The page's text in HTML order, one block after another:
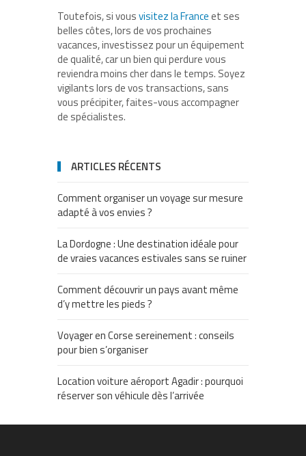
Toutefois, si vousvisitez la Franceet ses
belles côtes, lors de vos prochaines
vacances, investissez pour un équipement
de qualité, car un bien qui perdure vous
reviendra moins cher dans le temps. Soyez
vigilants lors de vos transactions, sans
vous précipiter, faites-vous accompagner
de spécialistes.
ARTICLES RÉCENTS
Comment organiser un voyage sur mesure
adapté à vos envies ?
La Dordogne : Une destination idéale pour
de vraies vacances estivales sans se ruiner
Comment découvrir un pays avant même
d’y mettre les pieds ?
Voyager en Corse sereinement : conseils
pour bien s’organiser
Location voiture aéroport Agadir : pourquoi
réserver son véhicule dès l’arrivée